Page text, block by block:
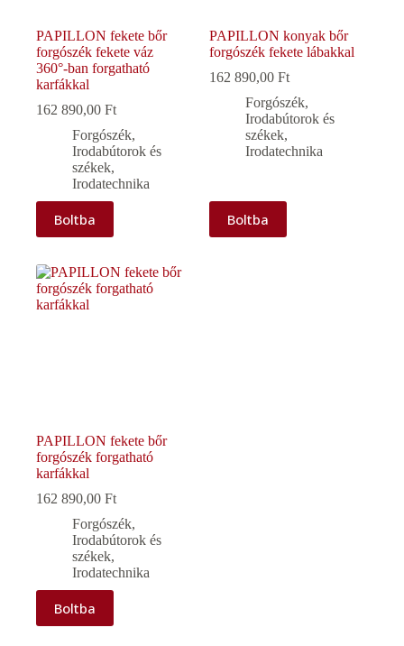
PAPILLON fekete bőr
forgószék fekete váz
360°-ban forgatható
karfákkal
162 890,00 Ft
Forgószék,
Irodabútorok és
székek,
Irodatechnika
Boltba
PAPILLON konyak bőr
forgószék fekete lábakkal
162 890,00Ft
Forgószék,
Irodabútorok és
székek,
Irodatechnika
Boltba
PAPILLON fekete bőr
forgószék forgatható
karfákkal
162 890,00 Ft
Forgószék,
Irodabútorok és
székek,
Irodatechnika
Boltba